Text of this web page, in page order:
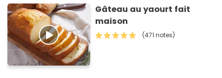
Gâteau au yaourt fait
maison
(471 notes)